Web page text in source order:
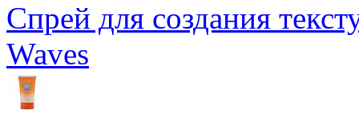
Спрей для создания
Waves